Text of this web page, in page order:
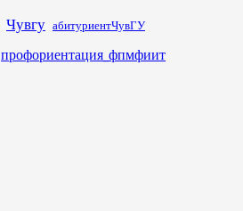
Чувгу абитуриентЧувГУ
профориентация_фпмфиит